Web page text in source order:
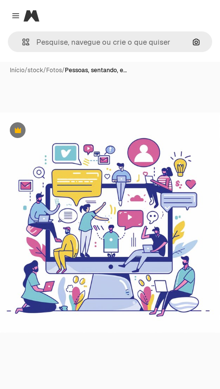
Close menu
Magnific
Início/stock/Fotos/Pessoas, sentando, e…
Premium